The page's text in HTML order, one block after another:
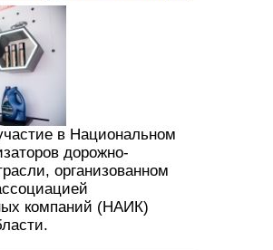
в Национальном
дорожно-
организованном
компаний (НАИК)